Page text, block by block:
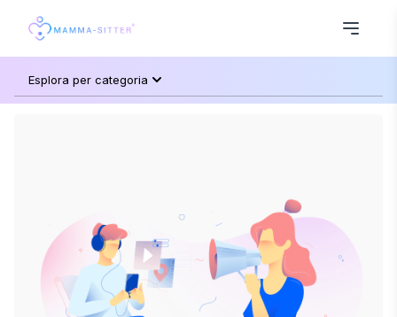
Esplora per categoria